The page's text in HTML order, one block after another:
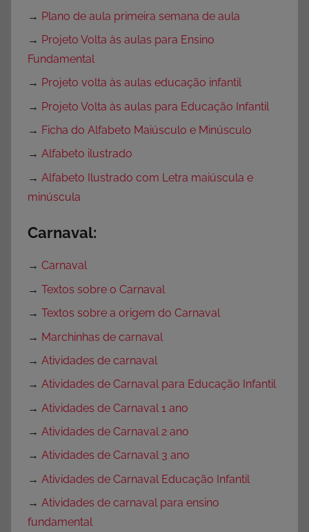
→ Plano de aula primeira semana de aula
→ Projeto Volta às aulas para Ensino
Fundamental
→ Projeto volta às aulas educação infantil
→ Projeto Volta às aulas para Educação Infantil
→ Ficha do Alfabeto Maiúsculo e Minúsculo
→ Alfabeto ilustrado
→ Alfabeto Ilustrado com Letra maiúscula e
minúscula
Carnaval:
→ Carnaval
→ Textos sobre o Carnaval
→ Textos sobre a origem do Carnaval
→ Marchinhas de carnaval
→ Atividades de carnaval
→ Atividades de Carnaval para Educação Infantil
→ Atividades de Carnaval 1 ano
→ Atividades de Carnaval 2 ano
→ Atividades de Carnaval 3 ano
→ Atividades de Carnaval Educação Infantil
→ Atividades de carnaval para ensino
fundamental